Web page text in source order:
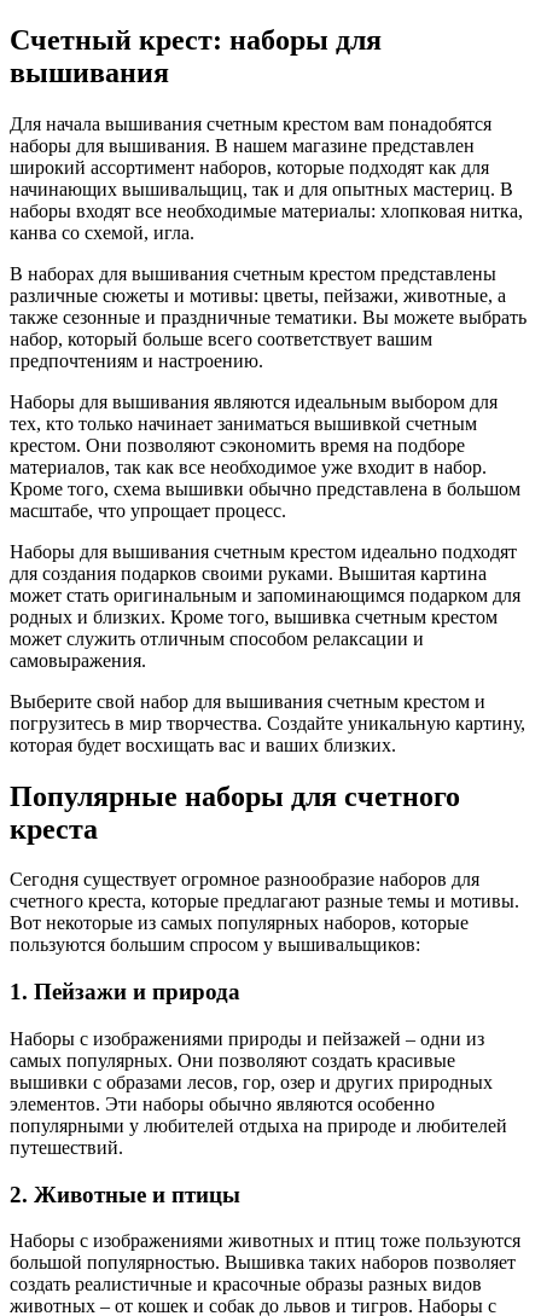
Счетный крест: наборы для
вышивания
Для начала вышивания счетным крестом вам понадобятся
наборы для вышивания. В нашем магазине представлен
широкий ассортимент наборов, которые подходят как для
начинающих вышивальщиц, так и для опытных мастериц. В
наборы входят все необходимые материалы: хлопковая нитка,
канва со схемой, игла.
В наборах для вышивания счетным крестом представлены
различные сюжеты и мотивы: цветы, пейзажи, животные, а
также сезонные и праздничные тематики. Вы можете выбрать
набор, который больше всего соответствует вашим
предпочтениям и настроению.
Наборы для вышивания являются идеальным выбором для
тех, кто только начинает заниматься вышивкой счетным
крестом. Они позволяют сэкономить время на подборе
материалов, так как все необходимое уже входит в набор.
Кроме того, схема вышивки обычно представлена в большом
масштабе, что упрощает процесс.
Наборы для вышивания счетным крестом идеально подходят
для создания подарков своими руками. Вышитая картина
может стать оригинальным и запоминающимся подарком для
родных и близких. Кроме того, вышивка счетным крестом
может служить отличным способом релаксации и
самовыражения.
Выберите свой набор для вышивания счетным крестом и
погрузитесь в мир творчества. Создайте уникальную картину,
которая будет восхищать вас и ваших близких.
Популярные наборы для счетного
креста
Сегодня существует огромное разнообразие наборов для
счетного креста, которые предлагают разные темы и мотивы.
Вот некоторые из самых популярных наборов, которые
пользуются большим спросом у вышивальщиков:
1. Пейзажи и природа
Наборы с изображениями природы и пейзажей – одни из
самых популярных. Они позволяют создать красивые
вышивки с образами лесов, гор, озер и других природных
элементов. Эти наборы обычно являются особенно
популярными у любителей отдыха на природе и любителей
путешествий.
2. Животные и птицы
Наборы с изображениями животных и птиц тоже пользуются
большой популярностью. Вышивка таких наборов позволяет
создать реалистичные и красочные образы разных видов
животных – от кошек и собак до львов и тигров. Наборы с